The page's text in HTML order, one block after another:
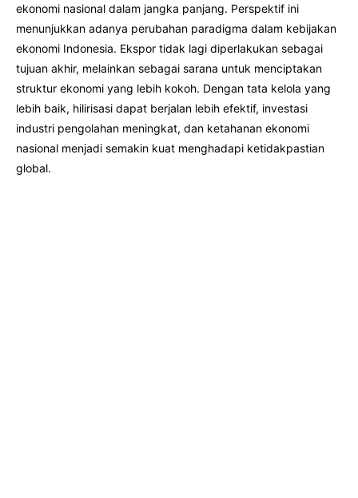
ekonomi nasional dalam jangka panjang. Perspektif ini
menunjukkan adanya perubahan paradigma dalam kebijakan
ekonomi Indonesia. Ekspor tidak lagi diperlakukan sebagai
tujuan akhir, melainkan sebagai sarana untuk menciptakan
struktur ekonomi yang lebih kokoh. Dengan tata kelola yang
lebih baik, hilirisasi dapat berjalan lebih efektif, investasi
industri pengolahan meningkat, dan ketahanan ekonomi
nasional menjadi semakin kuat menghadapi ketidakpastian
global.